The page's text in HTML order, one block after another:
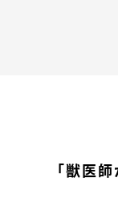
「獣医